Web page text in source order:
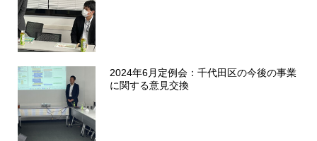
2024年6月定例会：千代田区の今後の事業
に関する意見交換